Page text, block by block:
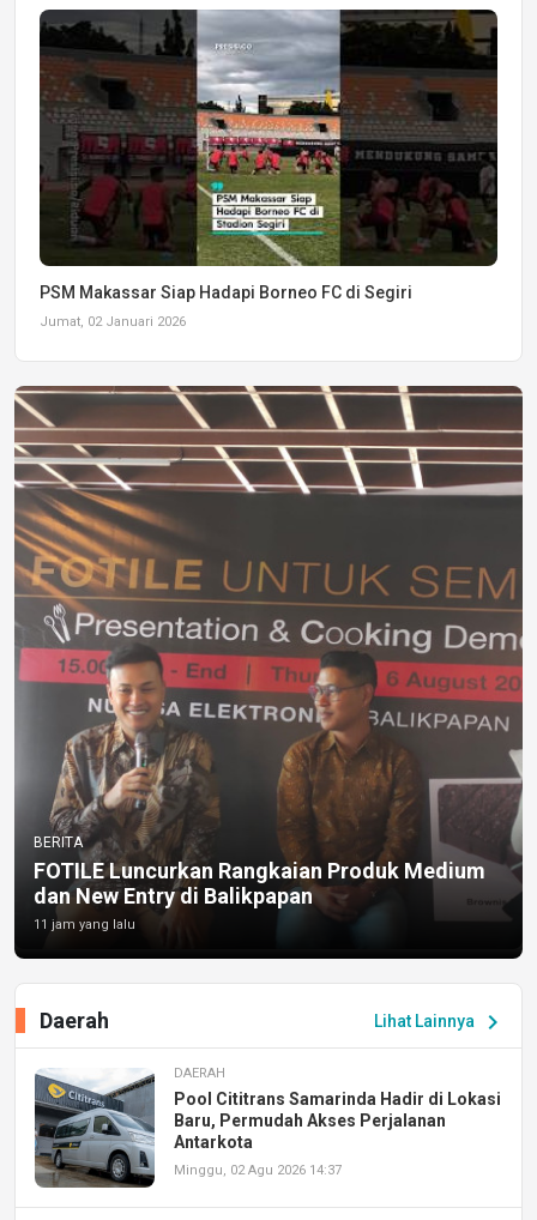
PSM Makassar Siap Hadapi Borneo FC di Segiri
Jumat, 02 Januari 2026
BERITA
FOTILE Luncurkan Rangkaian Produk Medium
dan New Entry di Balikpapan
11 jam yang lalu
Lihat Lainnya chevron_right
Daerah
DAERAH
Pool Cititrans Samarinda Hadir di Lokasi
Baru, Permudah Akses Perjalanan
Antarkota
Minggu, 02 Agu 2026 14:37